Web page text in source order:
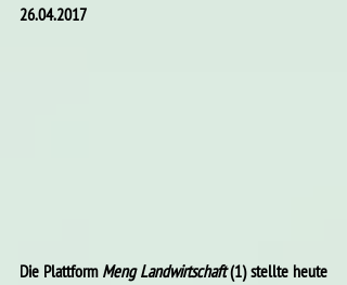
26.04.2017
Die Plattform Meng Landwirtschaft (1) stellte heute